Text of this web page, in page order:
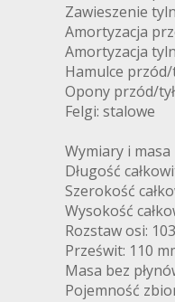
Zawieszenie
Amortyzacja
Amortyzacja
Hamulce
Opony przód/
Felgi: stalowe
Wymiary i masa
Długość
Szerokość
Wysokość
Rozstaw osi:
Prześwit: 110
Masa bez
Pojemność